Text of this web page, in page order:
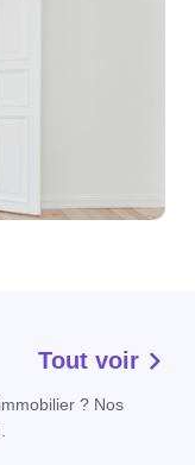
Tout voir
? Nos